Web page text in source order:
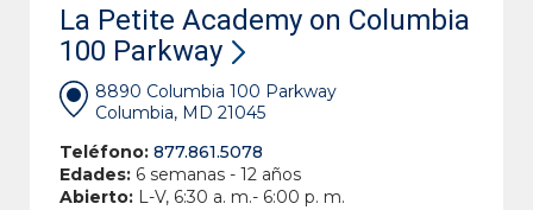
La Petite Academy on Columbia
100 Parkway
8890 Columbia 100 Parkway
Columbia, MD 21045
Teléfono: 877.861.5078
Edades: 6 semanas - 12 años
Abierto: L-V, 6:30 a. m.- 6:00 p. m.